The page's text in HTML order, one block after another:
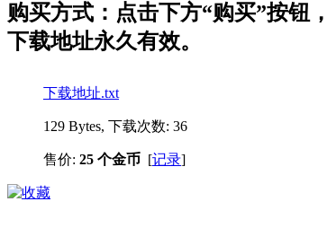
购买方式：点击下方“购买”按钮
下载地址永久有效。
下载地址.txt
129 Bytes, 下载次数: 36
售价: 25 个金币 [记录]